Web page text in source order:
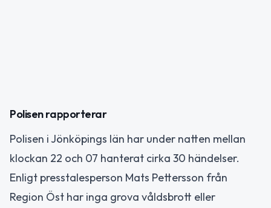
Polisen rapporterar
Polisen i Jönköpings län har under natten mellan
klockan 22 och 07 hanterat cirka 30 händelser.
Enligt presstalesperson Mats Pettersson från
Region Öst har inga grova våldsbrott eller